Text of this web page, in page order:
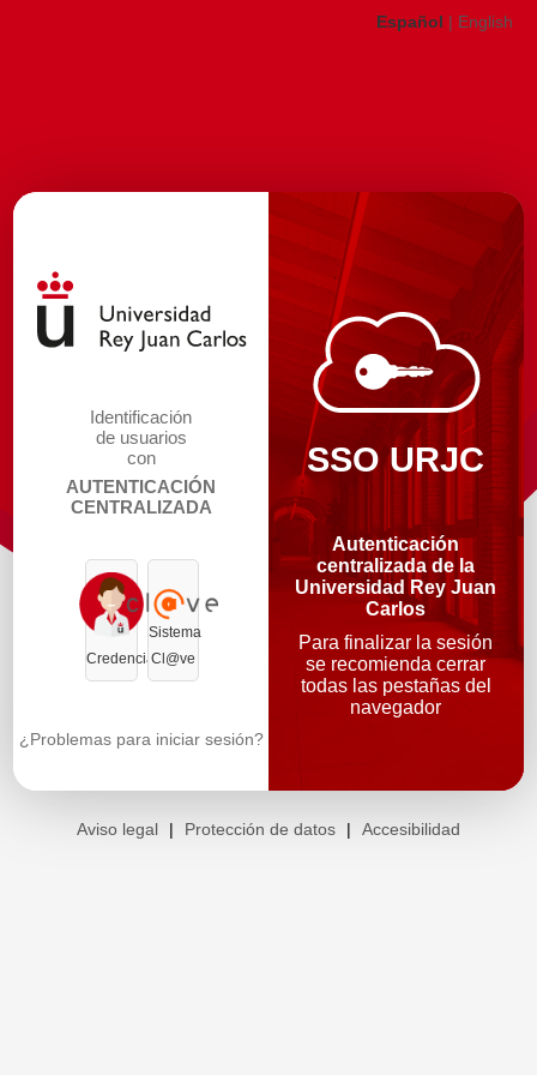
Español | English
Identificación
de usuarios
con
AUTENTICACIÓN
CENTRALIZADA
Credenciales
Sistema
Cl@ve
¿Problemas para iniciar sesión?
SSO URJC
Autenticación
centralizada de la
Universidad Rey Juan
Carlos
Para finalizar la sesión
se recomienda cerrar
todas las pestañas del
navegador
Aviso legal | Protección de datos | Accesibilidad